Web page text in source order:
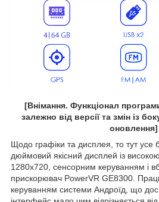
[Внімання. Функціонал
залежно від версії та змін із
оновлення]
Щодо графіки та дисплея, то тут усе
дюймовий якісний дисплей із
1280х720, сенсорним керуванням і
прискорювач PowerVR GE8300.
керуванням системи Андроїд, що